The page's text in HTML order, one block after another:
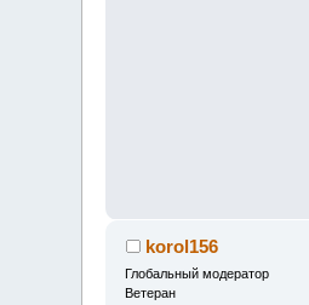
korol156
Глобальный модератор
Ветеран